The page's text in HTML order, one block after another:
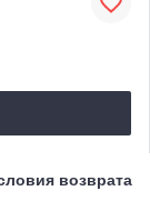
возврата